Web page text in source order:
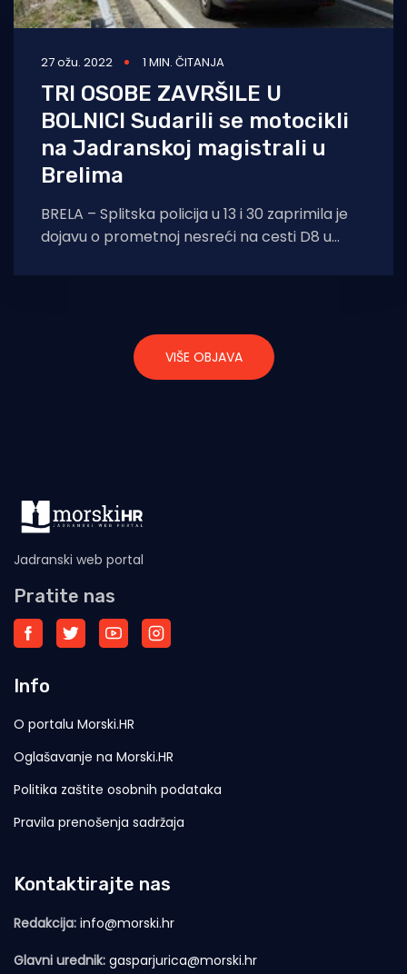
27 ožu. 2022 1 MIN. ČITANJA
TRI OSOBE ZAVRŠILE U
BOLNICI Sudarili se motocikli
na Jadranskoj magistrali u
Brelima
BRELA – Splitska policija u 13 i 30 zaprimila je
dojavu o prometnoj nesreći na cesti D8 u
VIŠE OBJAVA
Jadranski web portal
Pratite nas
Info
O portalu Morski.HR
Oglašavanje na Morski.HR
Politika zaštite osobnih podataka
Pravila prenošenja sadržaja
Kontaktirajte nas
Redakcija: info@morski.hr
Glavni urednik: gasparjurica@morski.hr